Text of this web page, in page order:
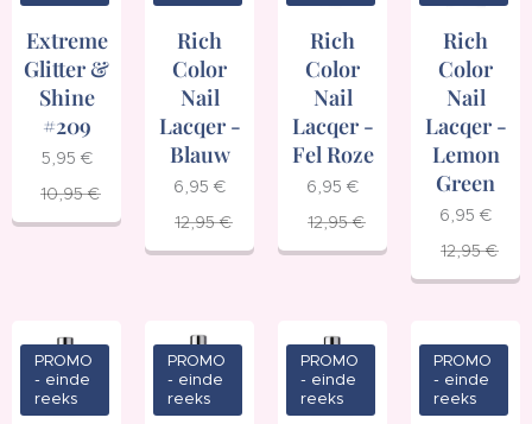
Extreme
Glitter &
Shine
#209
5,95 €
10,95€
Rich
Color
Nail
Lacqer -
Blauw
6,95 €
12,95€
Rich
Color
Nail
Lacqer -
Fel Roze
6,95 €
12,95€
Rich
Color
Nail
Lacqer -
Lemon
Green
6,95 €
12,95€
PROMO
- einde
reeks
PROMO
- einde
reeks
PROMO
- einde
reeks
PROMO
- einde
reeks